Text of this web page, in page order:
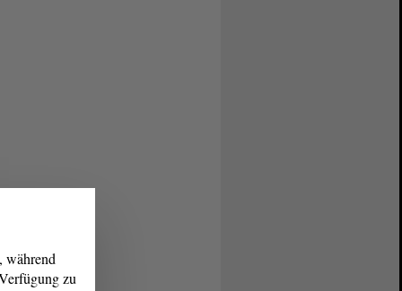
während
zu